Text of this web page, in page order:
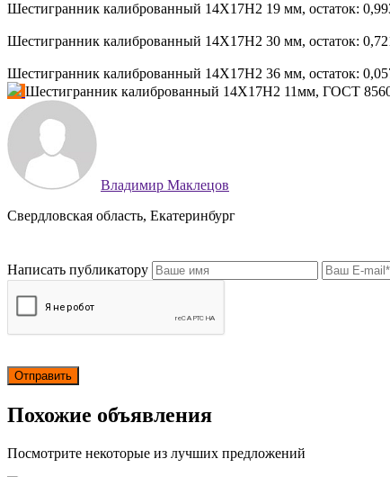
Шестигранник калиброванный 14Х17Н2 19 мм, остаток:
Шестигранник калиброванный 14Х17Н2 30 мм, остаток:
Шестигранник калиброванный 14Х17Н2 36 мм, остаток:
Шестигранник калиброванный 14Х17Н2 11мм, ГОСТ
Владимир Маклецов
Свердловская область, Екатеринбург
Написать публикатору
Похожие объявления
Посмотрите некоторые из лучших предложений